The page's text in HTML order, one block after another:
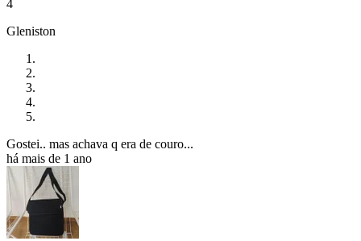
4
Gleniston
Gostei.. mas achava q era de couro...
há mais de 1 ano